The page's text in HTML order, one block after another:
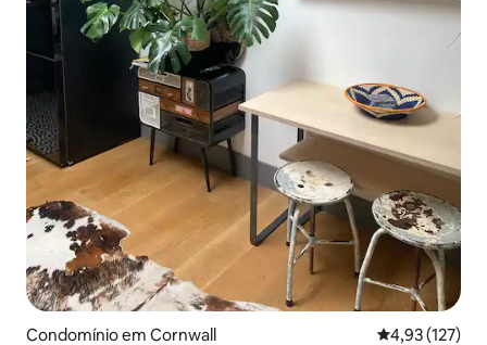
Condomínio em Cornwall Classificação
4,93 (127)